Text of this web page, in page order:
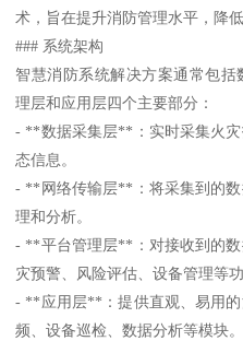
术，旨在提升消防管理水平，降
### 系统架构
智慧消防系统解决方案通常包
理层和应用层四个主要部分：
- **数据采集层**：实时采集火
态信息。
- **网络传输层**：将采集到的
理和分析。
- **平台管理层**：对接收到的
灾预警、风险评估、设备管理等功
- **应用层**：提供直观、易用
频、设备巡检、数据分析等模块。